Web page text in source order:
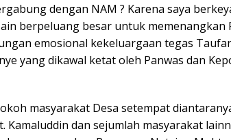
dengan NAM ? Karena saya
berpeluang besar untuk memenangkan
emosional kekeluargaan tegas
yang dikawal ketat oleh Panwas dan
masyarakat Desa setempat
Kamaluddin dan sejumlah masyarakat